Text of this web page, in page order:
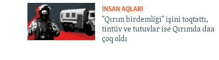
İNSAN AQLARI
"Qırım birdemligi" işini toqtattı,
tintüv ve tutuvlar ise Qırımda daa
çoq oldı